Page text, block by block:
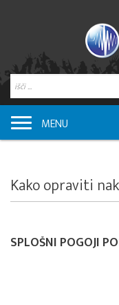
MENU
Kako opraviti
SPLOŠNI POGOJI